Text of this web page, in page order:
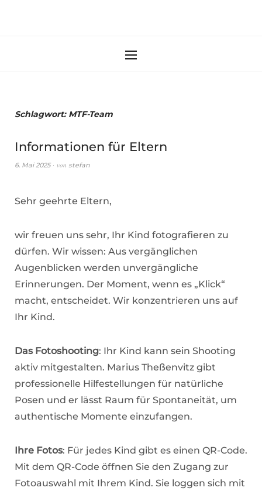
Schlagwort: MTF-Team
Informationen für Eltern
6. Mai 2025 von stefan
Sehr geehrte Eltern,
wir freuen uns sehr, Ihr Kind fotografieren zu
dürfen. Wir wissen: Aus vergänglichen
Augenblicken werden unvergängliche
Erinnerungen. Der Moment, wenn es „Klick“
macht, entscheidet. Wir konzentrieren uns auf
Ihr Kind.
Das Fotoshooting: Ihr Kind kann sein Shooting
aktiv mitgestalten. Marius Theßenvitz gibt
professionelle Hilfestellungen für natürliche
Posen und er lässt Raum für Spontaneität, um
authentische Momente einzufangen.
Ihre Fotos: Für jedes Kind gibt es einen QR-Code.
Mit dem QR-Code öffnen Sie den Zugang zur
Fotoauswahl mit Ihrem Kind. Sie loggen sich mit